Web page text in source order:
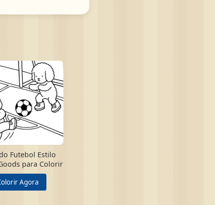
Futebol Estilo
para Colorir
Agora